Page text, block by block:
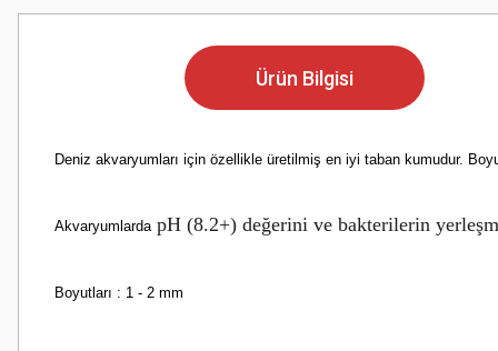
Ürün Bilgisi
Deniz akvaryumları için özellikle üretilmiş en iyi taban kumudur.
AkvaryumlardapH (8.2+) değerini ve bakterilerin
Boyutları : 1 - 2 mm